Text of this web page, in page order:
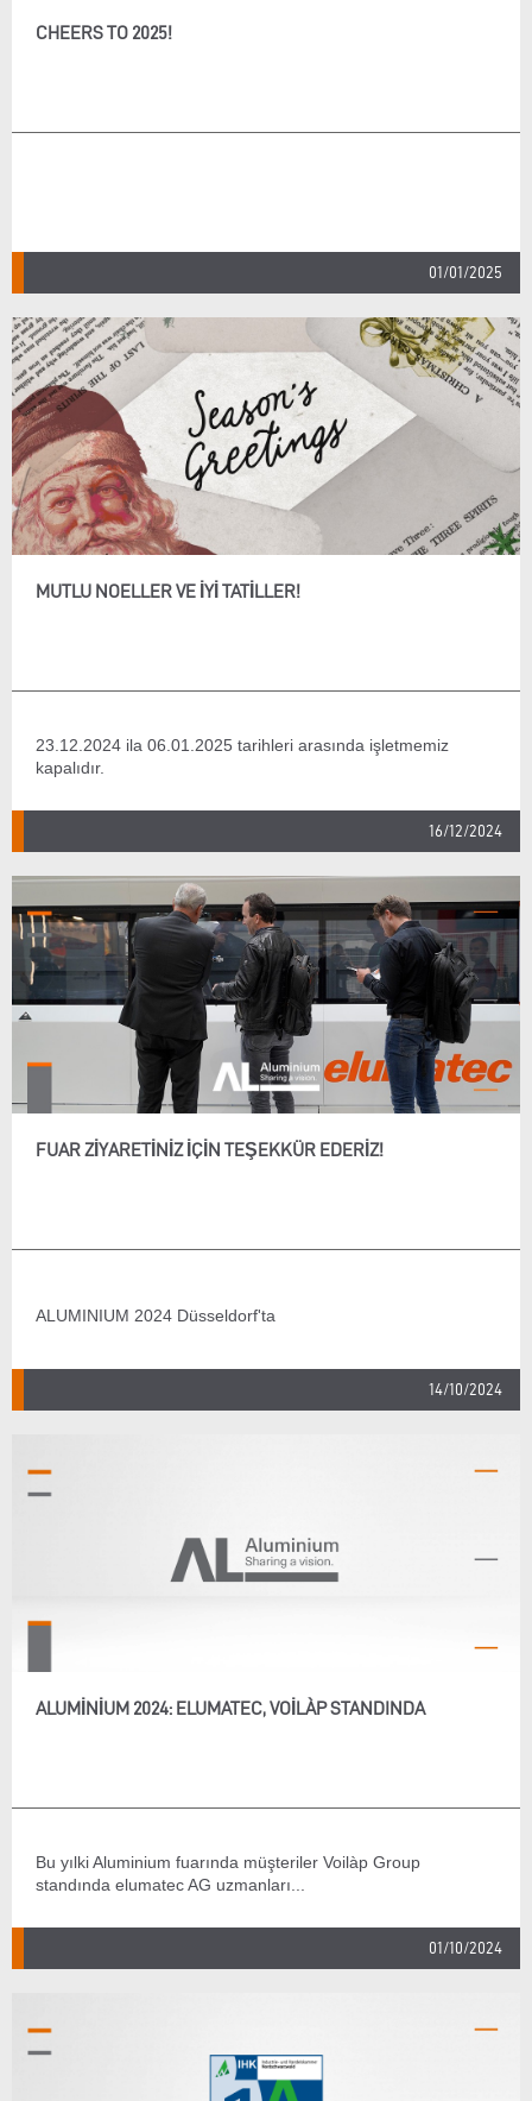
CHEERS TO 2025!
01/01/2025
MUTLU NOELLER VE IYI TATILLER!
23.12.2024 ila 06.01.2025 tarihleri arasında işletmemiz
kapalıdır.
16/12/2024
FUAR ZIYARETINIZ IÇIN TEŞEKKÜR EDERIZ!
ALUMINIUM 2024 Düsseldorf'ta
14/10/2024
ALUMINIUM 2024: ELUMATEC, VOILÀP STANDINDA
Bu yılki Aluminium fuarında müşteriler Voilàp Group
standında elumatec AG uzmanları...
01/10/2024